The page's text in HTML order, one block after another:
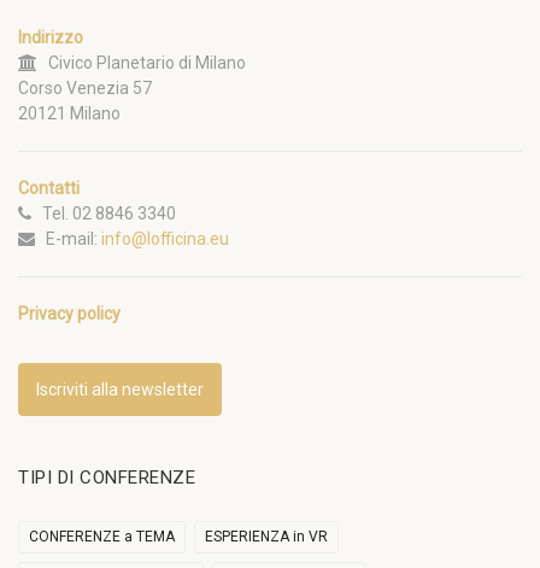
Indirizzo
Civico Planetario di Milano
Corso Venezia 57
20121 Milano
Contatti
Tel. 02 8846 3340
E-mail: info@lofficina.eu
Privacy policy
Iscriviti alla newsletter
TIPI DI CONFERENZE
CONFERENZE a TEMA ESPERIENZA in VR